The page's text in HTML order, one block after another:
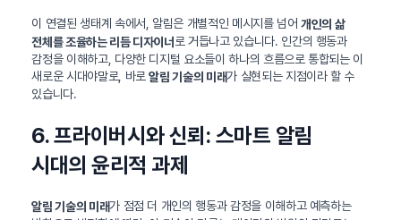
이 연결된 생태계 속에서, 알림은 개별적인 메시지를 넘어개인의 삶
전체를 조율하는 리듬 디자이너로 거듭나고 있습니다. 인간의 행동과
감정을 이해하고, 다양한 디지털 요소들이 하나의 흐름으로 통합되는 이
새로운 시대야말로, 바로알림 기술의 미래가 실현되는 지점이라 할 수
있습니다.
6. 프라이버시와 신뢰: 스마트 알림
시대의 윤리적 과제
알림 기술의 미래가 점점 더 개인의 행동과 감정을 이해하고 예측하는